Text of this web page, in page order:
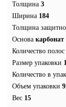
Толщина 3
Ширина 184
Толщина
Основа
Количество полос
Размер упаковки
Количество в
Объем упаковки
Вес 15